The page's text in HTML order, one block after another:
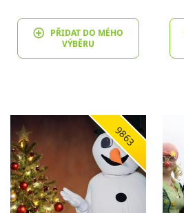
PŘIDAT DO MÉHO
VÝBĚRU
9863